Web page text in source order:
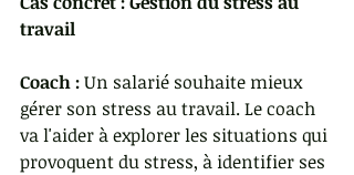
travail
Coach : Un salarié souhaite mieux
gérer son stress au travail. Le coach
va l'aider à explorer les situations qui
provoquent du stress, à identifier ses